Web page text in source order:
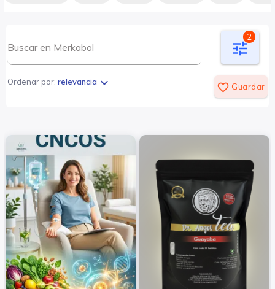
tune
2
Ordenar por: relevancia expand_more favorite_border Guardar